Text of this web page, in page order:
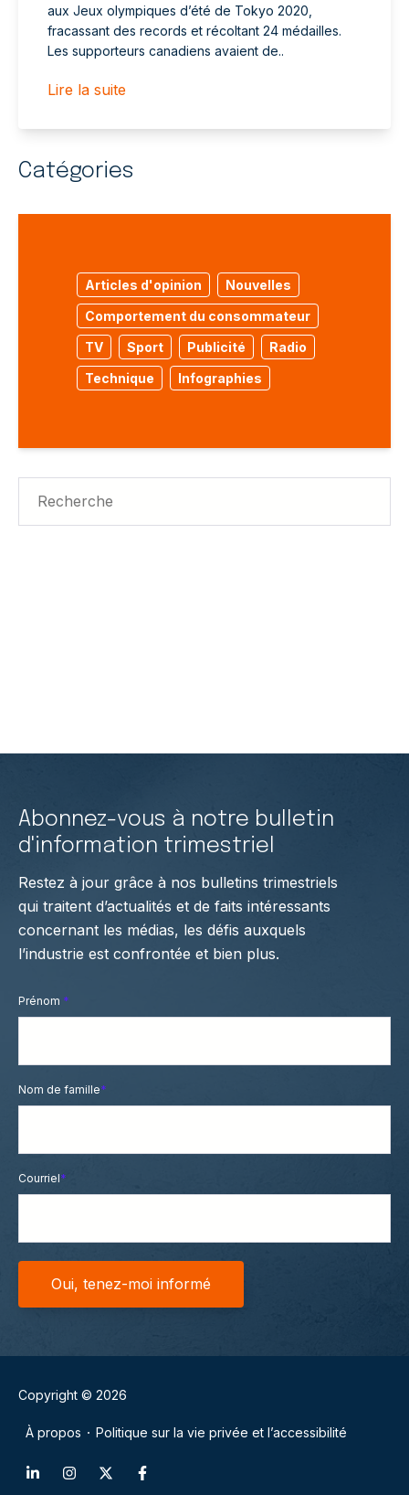
aux Jeux olympiques d’été de Tokyo 2020,
fracassant des records et récoltant 24 médailles.
Les supporteurs canadiens avaient de..
Lire la suite
Catégories
Articles d'opinion
Nouvelles
Comportement du consommateur
TV
Sport Publicité
Radio
Technique
Infographies
Abonnez-vous à notre bulletin
d'information trimestriel
Restez à jour grâce à nos bulletins trimestriels
qui traitent d’actualités et de faits intéressants
concernant les médias, les défis auxquels
l’industrie est confrontée et bien plus.
Prénom *
Nom de famille*
Courriel*
Copyright © 2026
À propos Politique sur la vie privée et l’accessibilité